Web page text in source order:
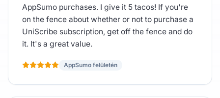
AppSumo purchases. I give it 5 tacos! If you're
on the fence about whether or not to purchase a
UniScribe subscription, get off the fence and do
it. It's a great value.
AppSumo felületén